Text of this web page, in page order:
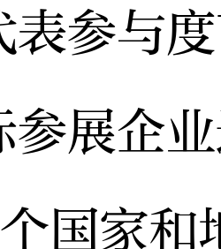
表参与
参展企
国家和